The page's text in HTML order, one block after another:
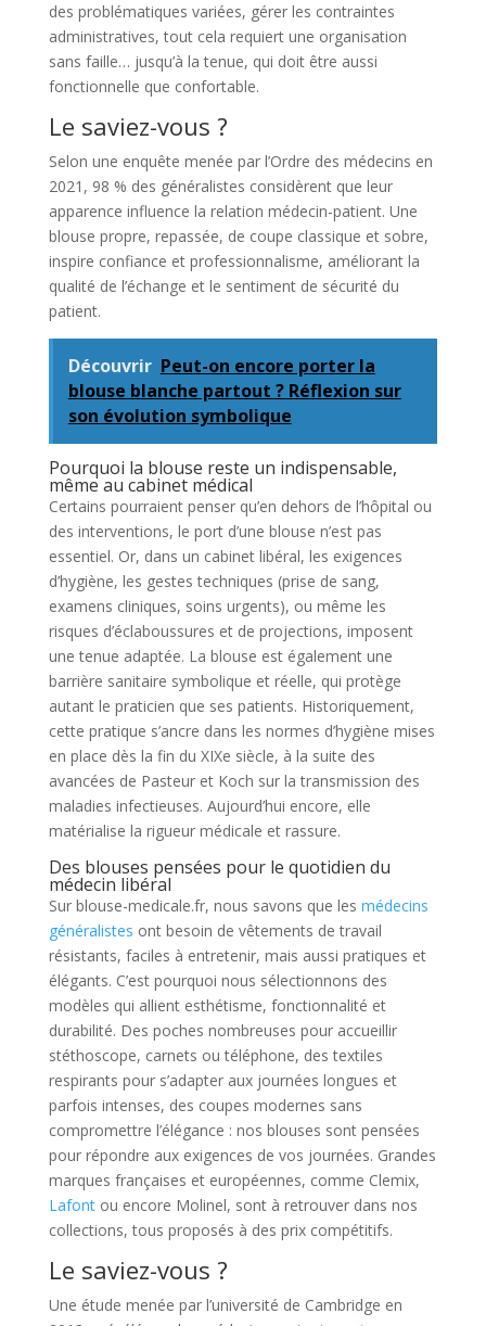
des problématiques variées, gérer les contraintes
administratives, tout cela requiert une organisation
sans faille… jusqu’à la tenue, qui doit être aussi
fonctionnelle que confortable.
Le saviez-vous ?
Selon une enquête menée par l’Ordre des médecins en
2021, 98 % des généralistes considèrent que leur
apparence influence la relation médecin-patient. Une
blouse propre, repassée, de coupe classique et sobre,
inspire confiance et professionnalisme, améliorant la
qualité de l’échange et le sentiment de sécurité du
patient.
Découvrir Peut-on encore porter la
blouse blanche partout ? Réflexion sur
son évolution symbolique
Pourquoi la blouse reste un indispensable,
même au cabinet médical
Certains pourraient penser qu’en dehors de l’hôpital ou
des interventions, le port d’une blouse n’est pas
essentiel. Or, dans un cabinet libéral, les exigences
d’hygiène, les gestes techniques (prise de sang,
examens cliniques, soins urgents), ou même les
risques d’éclaboussures et de projections, imposent
une tenue adaptée. La blouse est également une
barrière sanitaire symbolique et réelle, qui protège
autant le praticien que ses patients. Historiquement,
cette pratique s’ancre dans les normes d’hygiène mises
en place dès la fin du XIXe siècle, à la suite des
avancées de Pasteur et Koch sur la transmission des
maladies infectieuses. Aujourd’hui encore, elle
matérialise la rigueur médicale et rassure.
Des blouses pensées pour le quotidien du
médecin libéral
Sur blouse-medicale.fr, nous savons que les médecins
généralistes ont besoin de vêtements de travail
résistants, faciles à entretenir, mais aussi pratiques et
élégants. C’est pourquoi nous sélectionnons des
modèles qui allient esthétisme, fonctionnalité et
durabilité. Des poches nombreuses pour accueillir
stéthoscope, carnets ou téléphone, des textiles
respirants pour s’adapter aux journées longues et
parfois intenses, des coupes modernes sans
compromettre l’élégance : nos blouses sont pensées
pour répondre aux exigences de vos journées. Grandes
marques françaises et européennes, comme Clemix,
Lafontou encore Molinel, sont à retrouver dans nos
collections, tous proposés à des prix compétitifs.
Le saviez-vous ?
Une étude menée par l’université de Cambridge en